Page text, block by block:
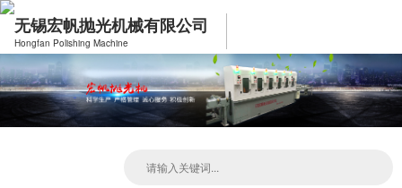
无锡宏帆抛光机械有限公司
Hongfan Polishing Machine